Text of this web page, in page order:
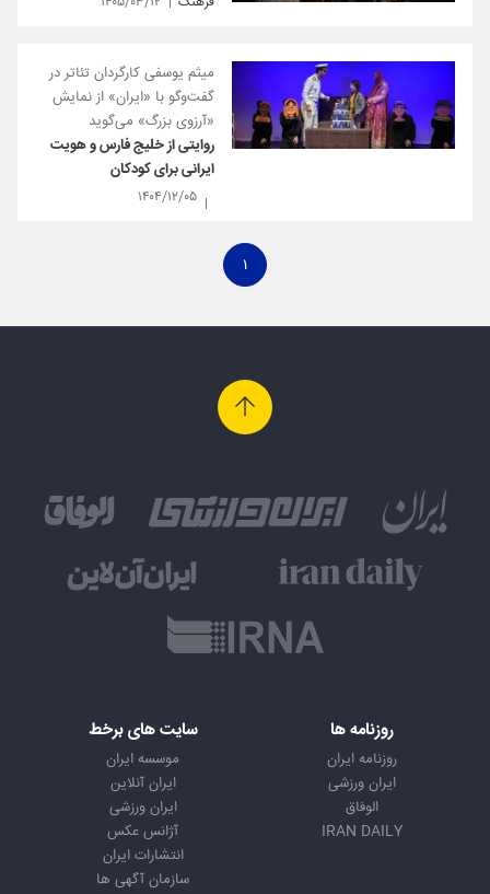
میثم یوسفی کارگردان تئاتر در
گفت‌و‌گو با «ایران» از نمایش
«آرزوی بزرگ» می‌گوید
روایتی از خلیج فارس و هویت
ایرانی برای کودکان
۱۴۰۴/۱۲/۰۵
۱
روزنامه ها
روزنامه ایران
ایران ورزشی
الوفاق
IRAN DAILY
سایت های برخط
موسسه ایران
ایران آنلاین
ایران ورزشی
آژانس عکس
انتشارات ایران
سازمان آگهی ها